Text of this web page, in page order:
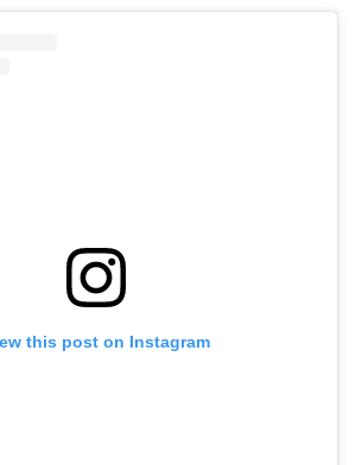
this post on Instagram